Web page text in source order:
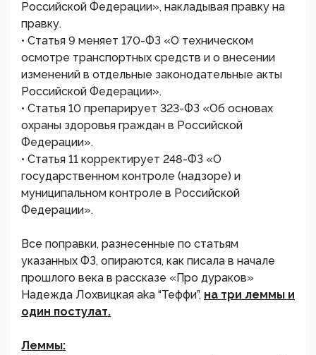
Российской Федерации», накладывая правку на
правку.
• Статья 9 меняет 170-ФЗ «О техническом
осмотре транспортных средств и о внесении
изменений в отдельные законодательные акты
Российской Федерации».
• Статья 10 препарирует 323-ФЗ «Об основах
охраны здоровья граждан в Российской
Федерации».
• Статья 11 корректирует 248-ФЗ «О
государственном контроле (надзоре) и
муниципальном контроле в Российской
Федерации».
Все поправки, разнесенные по статьям
указанных ФЗ, опираются, как писала в начале
прошлого века в рассказе «Про дураков»
Надежда Лохвицкая aka “Теффи”, на три леммы и
один постулат.
Леммы: